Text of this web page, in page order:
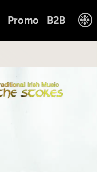
Promo B2B ❉